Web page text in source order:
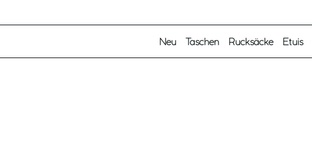
Neu Taschen Rucksäcke Etuis